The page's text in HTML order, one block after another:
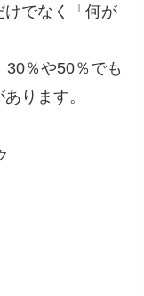
けでなく「何が
％や50％でも
ります。